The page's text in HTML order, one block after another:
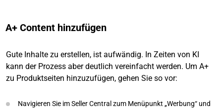
A+ Content hinzufügen
Gute Inhalte zu erstellen, ist aufwändig. In Zeiten von KI
kann der Prozess aber deutlich vereinfacht werden. Um A+
zu Produktseiten hinzuzufügen, gehen Sie so vor:
Navigieren Sie im Seller Central zum Menüpunkt „Werbung“ und